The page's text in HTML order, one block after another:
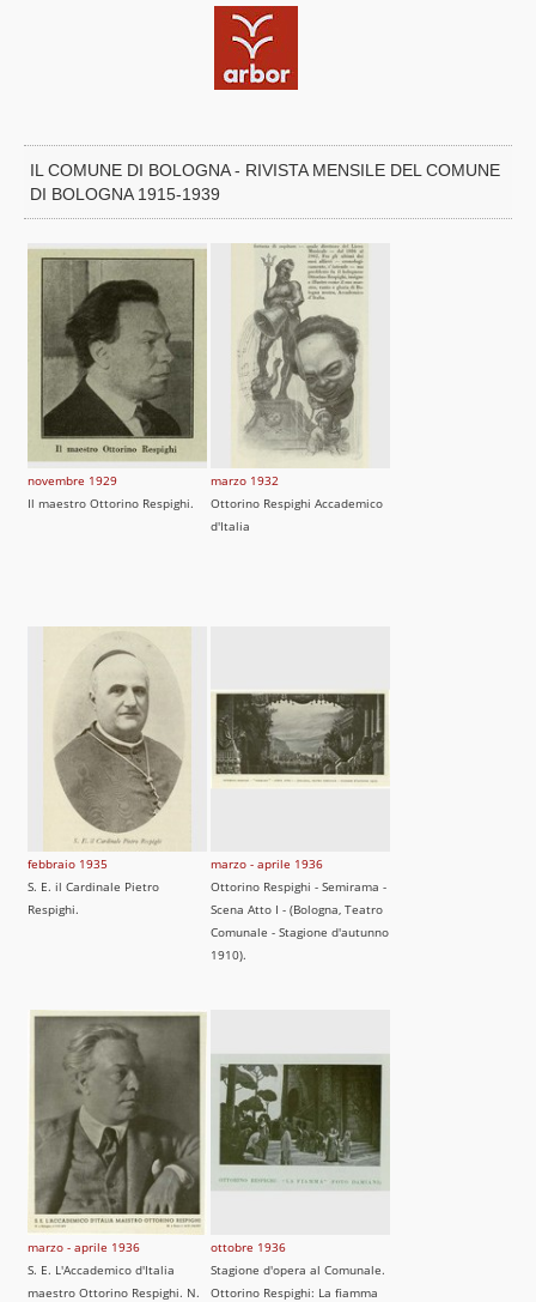
IL COMUNE DI BOLOGNA - RIVISTA MENSILE DEL COMUNE
DI BOLOGNA 1915-1939
novembre 1929
Il maestro Ottorino Respighi.
marzo 1932
Ottorino Respighi Accademico
d'Italia
febbraio 1935
S. E. il Cardinale Pietro
Respighi.
marzo - aprile 1936
Ottorino Respighi - Semirama -
Scena Atto I - (Bologna, Teatro
Comunale - Stagione d'autunno
1910).
marzo - aprile 1936
S. E. L'Accademico d'Italia
maestro Ottorino Respighi. N.
ottobre 1936
Stagione d'opera al Comunale.
Ottorino Respighi: La fiamma